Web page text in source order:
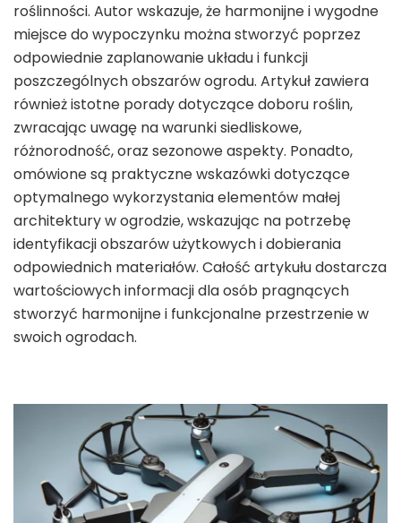
roślinności. Autor wskazuje, że harmonijne i wygodne
miejsce do wypoczynku można stworzyć poprzez
odpowiednie zaplanowanie układu i funkcji
poszczególnych obszarów ogrodu. Artykuł zawiera
również istotne porady dotyczące doboru roślin,
zwracając uwagę na warunki siedliskowe,
różnorodność, oraz sezonowe aspekty. Ponadto,
omówione są praktyczne wskazówki dotyczące
optymalnego wykorzystania elementów małej
architektury w ogrodzie, wskazując na potrzebę
identyfikacji obszarów użytkowych i dobierania
odpowiednich materiałów. Całość artykułu dostarcza
wartościowych informacji dla osób pragnących
stworzyć harmonijne i funkcjonalne przestrzenie w
swoich ogrodach.